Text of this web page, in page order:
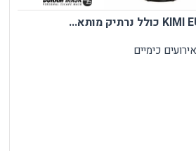
כימיים